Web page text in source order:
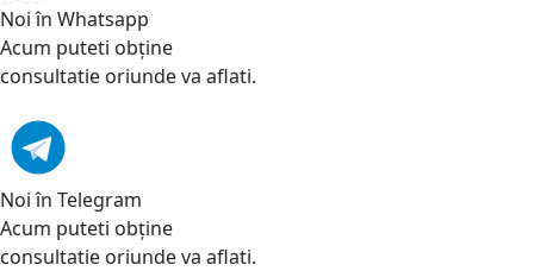
Noi în Whatsapp
Acum puteti obține
consultatie oriunde va aflati.
Noi în Telegram
Acum puteti obține
consultatie oriunde va aflati.